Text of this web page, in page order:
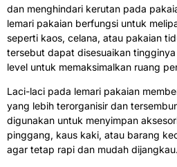
dan menghindari kerutan pada
lemari pakaian berfungsi untuk
seperti kaos, celana, atau pakaian
tersebut dapat disesuaikan
level untuk memaksimalkan ruang
Laci-laci pada lemari pakaian
yang lebih terorganisir dan
digunakan untuk menyimpan
pinggang, kaus kaki, atau barang
agar tetap rapi dan mudah dijangkau.